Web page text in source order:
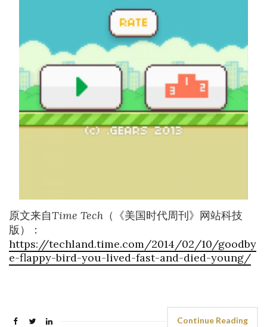
原文来自Time Tech （《美国时代周刊》网站科技
版）：
https://techland.time.com/2014/02/10/goodby
e-flappy-bird-you-lived-fast-and-died-young/
Continue Reading